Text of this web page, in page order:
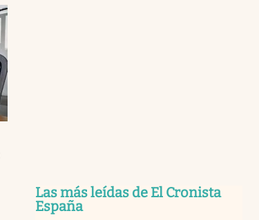
Las más leídas de El Cronista
España